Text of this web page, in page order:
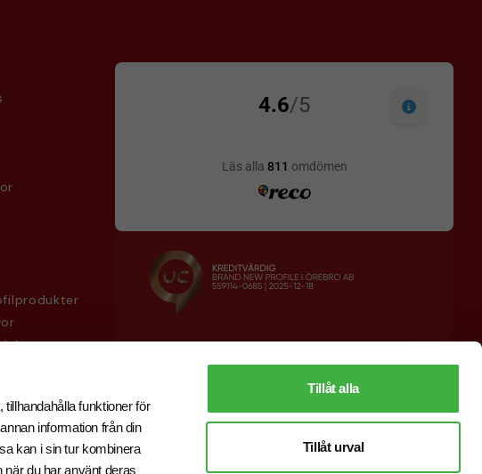
funktioner för
information från din
kan i sin tur kombinera
när du har använt deras
Tillåt alla
Tillåt urval
Snabb leverans